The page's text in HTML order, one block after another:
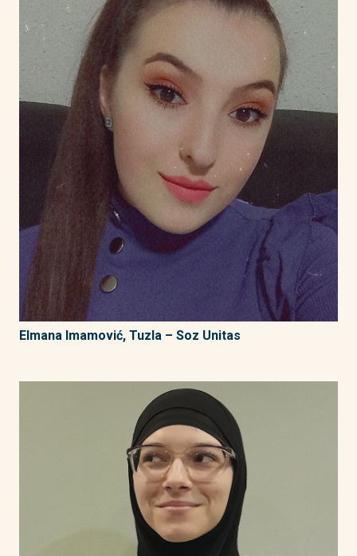
Elmana Imamović, Tuzla – Soz Unitas